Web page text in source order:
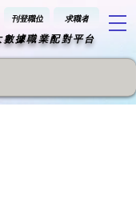
刊登職位 求職者
據職業配對平台